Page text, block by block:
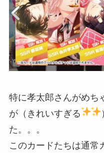
特に孝太郎さんがめち
が（きれいすぎる
た。。。
このカードたちは通常